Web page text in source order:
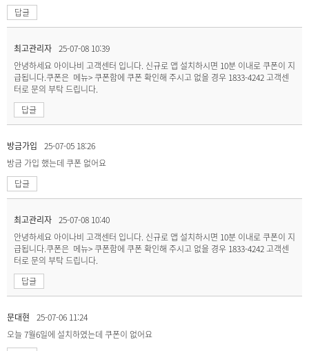
답글
최고관리자 25-07-08 10:39
안녕하세요 아이나비 고객센터 입니다. 신규로 앱 설치하시면 10분 이내로 쿠폰이 지
급됩니다.쿠폰은 메뉴> 쿠폰함에 쿠폰 확인해 주시고 없을 경우 1833-4242 고객센
터로 문의 부탁 드립니다.
답글
방금가입
25-07-05 18:26
방금 가입 했는데 쿠폰 없어요
답글
최고관리자 25-07-08 10:40
안녕하세요 아이나비 고객센터 입니다. 신규로 앱 설치하시면 10분 이내로 쿠폰이 지
급됩니다.쿠폰은 메뉴> 쿠폰함에 쿠폰 확인해 주시고 없을 경우 1833-4242 고객센
터로 문의 부탁 드립니다.
답글
문대현
25-07-06 11:24
오늘 7월6일에 설치하였는데 쿠폰이 없어요